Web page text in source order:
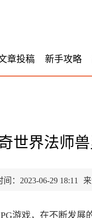
章投稿 新手攻略
世界法师
间：2023-06-29 18:11
游戏，在不断发